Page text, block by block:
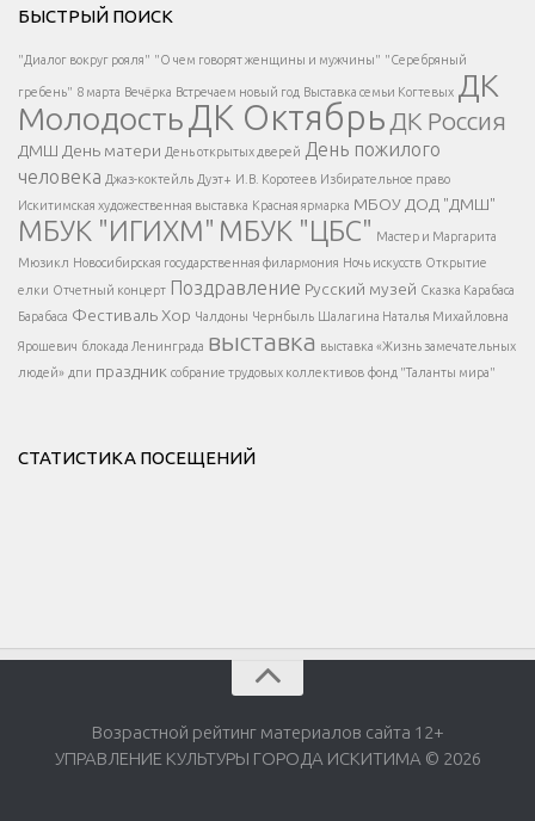
Есть вопрос?
Напишите нам
</span >
Написать
</button >
</div >
</div > </div >
БЫСТРЫЙ ПОИСК
"Диалог вокруг рояля" "О чем говорят женщины и мужчины" "Серебряный
гребень" 8 марта Вечёрка Встречаем новый год Выставка семьи Когтевых ДК
МолодостьДК Октябрь ДК Россия
ДМШ День матери День открытых дверей День пожилого
человека Джаз-коктейль Дуэт+ И.В. Коротеев Избирательное право
Искитимская художественная выставка Красная ярмарка МБОУ ДОД "ДМШ"
МБУК "ИГИХМ" МБУК "ЦБС" Мастер и Маргарита
Мюзикл Новосибирская государственная филармония Ночь искусств Открытие
елки Отчетный концерт Поздравление Русский музей Сказка Карабаса
Барабаса Фестиваль Хор Чалдоны Чернбыль Шалагина Наталья Михайловна
Ярошевич блокада Ленинграда выставка выставка «Жизнь замечательных
людей» дпи праздник собрание трудовых коллективов фонд "Таланты мира"
СТАТИСТИКА ПОСЕЩЕНИЙ
Возрастной рейтинг материалов сайта 12+
УПРАВЛЕНИЕ КУЛЬТУРЫ ГОРОДА ИСКИТИМА © 2026